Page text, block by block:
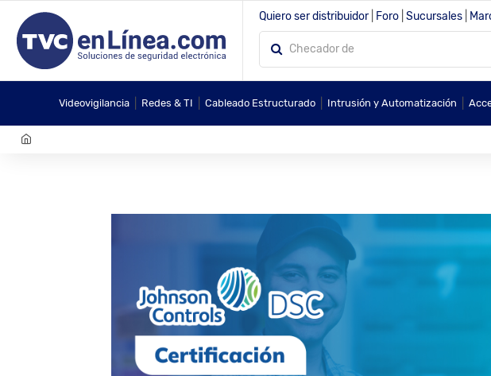
Quiero ser distribuidor Foro Sucursales
Videovigilancia Redes & TI Cableado Estructurado Intrusión y Automatización